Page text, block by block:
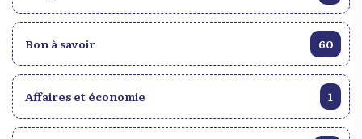
Bon à savoir 60
Affaires et économie 1